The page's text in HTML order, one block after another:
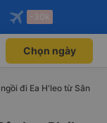
Mở app
Mở app
-30k
Chọn ngày
đi Ea H'leo từ Sân